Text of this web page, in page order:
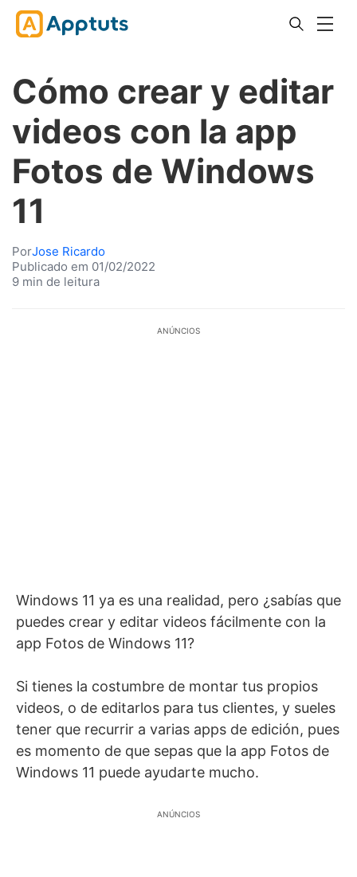
Cómo crear y editar
videos con la app
Fotos de Windows
11
PorJose Ricardo
Publicado em 01/02/2022
9 min de leitura
ANÚNCIOS
Windows 11 ya es una realidad, pero ¿sabías que
puedes crear y editar videos fácilmente con la
app Fotos de Windows 11?
Si tienes la costumbre de montar tus propios
videos, o de editarlos para tus clientes, y sueles
tener que recurrir a varias apps de edición, pues
es momento de que sepas que la app Fotos de
Windows 11 puede ayudarte mucho.
ANÚNCIOS